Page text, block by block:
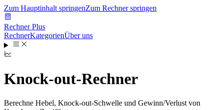
Zum Hauptinhalt springenZum Rechner springen
Rechner Plus
RechnerKategorienÜber uns
Knock-out-Rechner
Berechne Hebel, Knock-out-Schwelle und Gewinn/Verlust von